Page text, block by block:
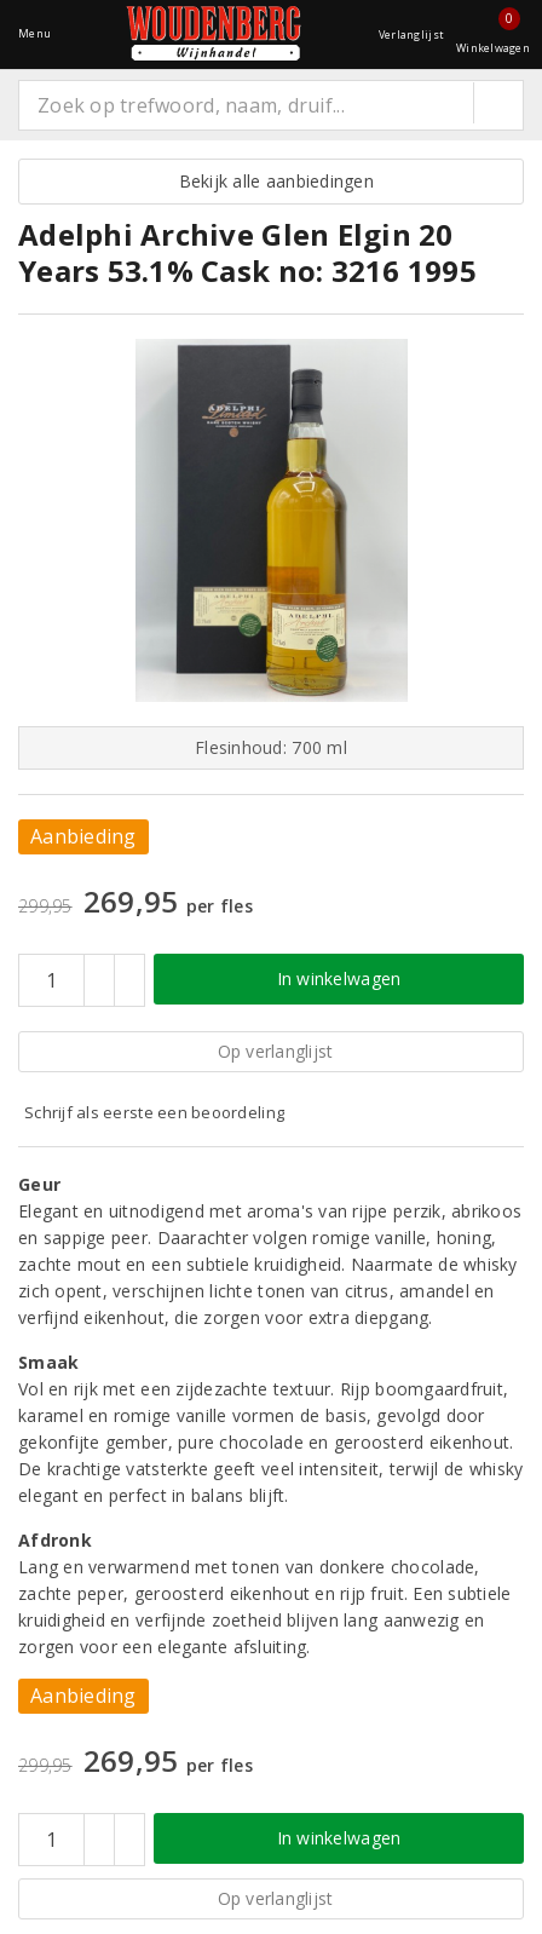
Menu Verlanglijst
0
Winkelwagen
Bekijk alle aanbiedingen
Adelphi Archive Glen Elgin 20
Years 53.1% Cask no: 3216 1995
Flesinhoud: 700 ml
Aanbieding
299,95 269,95 per fles
In winkelwagen
Op verlanglijst
Schrijf als eerste een beoordeling
Geur
Elegant en uitnodigend met aroma's van rijpe perzik, abrikoos
en sappige peer. Daarachter volgen romige vanille, honing,
zachte mout en een subtiele kruidigheid. Naarmate de whisky
zich opent, verschijnen lichte tonen van citrus, amandel en
verfijnd eikenhout, die zorgen voor extra diepgang.
Smaak
Vol en rijk met een zijdezachte textuur. Rijp boomgaardfruit,
karamel en romige vanille vormen de basis, gevolgd door
gekonfijte gember, pure chocolade en geroosterd eikenhout.
De krachtige vatsterkte geeft veel intensiteit, terwijl de whisky
elegant en perfect in balans blijft.
Afdronk
Lang en verwarmend met tonen van donkere chocolade,
zachte peper, geroosterd eikenhout en rijp fruit. Een subtiele
kruidigheid en verfijnde zoetheid blijven lang aanwezig en
zorgen voor een elegante afsluiting.
Aanbieding
299,95 269,95 per fles
In winkelwagen
Op verlanglijst